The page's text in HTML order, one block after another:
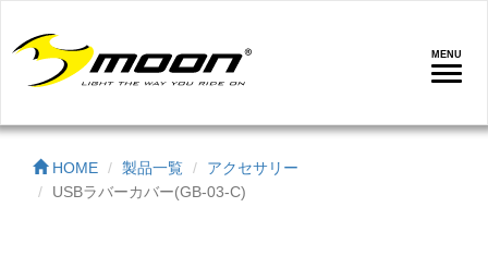
MENU
ナ
ゲ
HOME 製品一覧
アクセサリー
USBラバーカバー(GB-03-C)